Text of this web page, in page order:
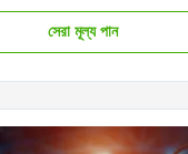
cellulose sodium,
price in Chinese factories
সেরা মূল্য পান